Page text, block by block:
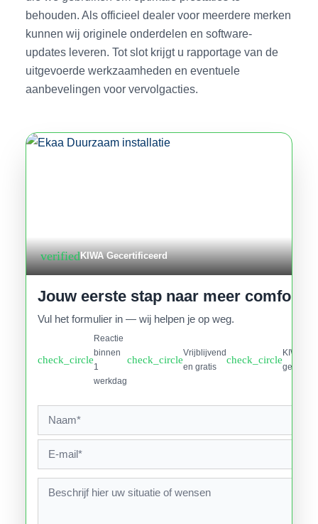
behouden. Als officieel dealer voor meerdere merken
kunnen wij originele onderdelen en software-
updates leveren. Tot slot krijgt u rapportage van de
uitgevoerde werkzaamheden en eventuele
aanbevelingen voor vervolgacties.
verifiedKIWA Gecertificeerd
Jouw eerste stap naar meer comfort
Vul het formulier in — wij helpen je op weg.
check_circle
Reactie
binnen
1
werkdag
check_circle
Vrijblijvend
en gratis
check_circle
KIWA